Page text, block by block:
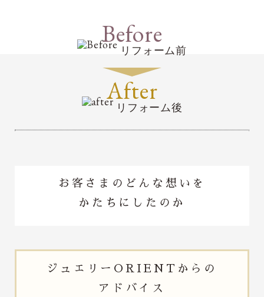
Before
リフォーム前
After
リフォーム後
お客さまのどんな想いを
かたちにしたのか
ジュエリー ORIENTからの
アドバイス